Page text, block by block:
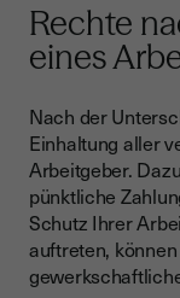
Rechte
eines
Nach der
Einhaltung aller
Arbeitgeber.
pünktliche
Schutz Ihrer
auftreten,